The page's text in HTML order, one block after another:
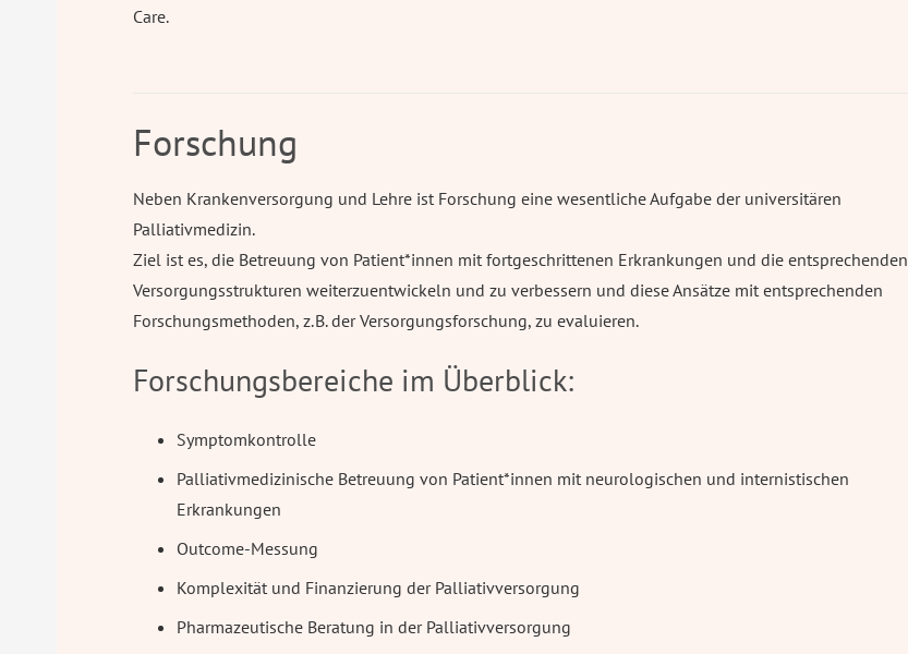
Care.
Forschung
Neben Krankenversorgung und Lehre ist Forschung eine wesentliche Aufgabe der universitären
Palliativmedizin.
Ziel ist es, die Betreuung von Patient*innen mit fortgeschrittenen Erkrankungen und die entsprechenden
Versorgungsstrukturen weiterzuentwickeln und zu verbessern und diese Ansätze mit entsprechenden
Forschungsmethoden, z. B. der Versorgungsforschung, zu evaluieren.
Forschungsbereiche im Überblick:
Symptomkontrolle
Palliativmedizinische Betreuung von Patient*innen mit neurologischen und internistischen
Erkrankungen
Outcome-Messung
Komplexität und Finanzierung der Palliativversorgung
Pharmazeutische Beratung in der Palliativversorgung